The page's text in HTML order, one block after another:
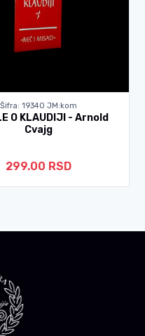
Šifra: 19340 JM:kom
O KLAUDIJI - Arnold
Cvajg
299.00 RSD